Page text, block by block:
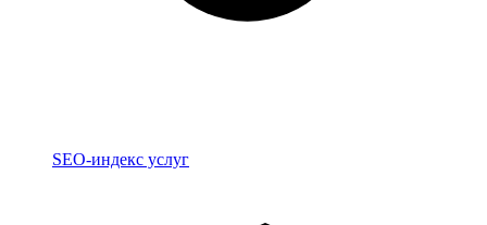
Индекс
SEO-индекс услуг